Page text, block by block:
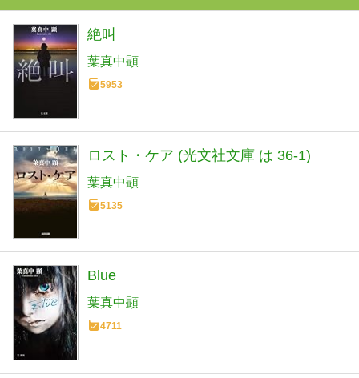
絶叫
葉真中顕
5953
ロスト・ケア (光文社文庫 は 36-1)
葉真中顕
5135
Blue
葉真中顕
4711